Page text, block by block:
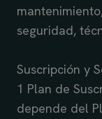
seguridad,
Suscripción y
1 Plan de
depende del